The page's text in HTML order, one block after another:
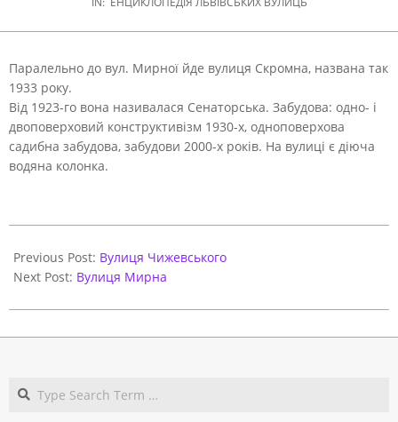
Паралельно до вул. Мирної йде вулиця Скромна, названа так
1933 року.
Від 1923-го вона називалася Сенаторська. Забудова: одно- і
двоповерховий конструктивізм 1930-х, одноповерхова
садибна забудова, забудови 2000-х років. На вулиці є діюча
водяна колонка.
06-
01
Previous Post: Вулиця Чижевського
Next Post: Вулиця Мирна